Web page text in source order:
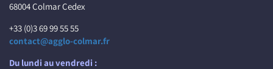
68004 Colmar Cedex
+33 (0)3 69 99 55 55
contact@agglo-colmar.fr
Du lundi au vendredi :